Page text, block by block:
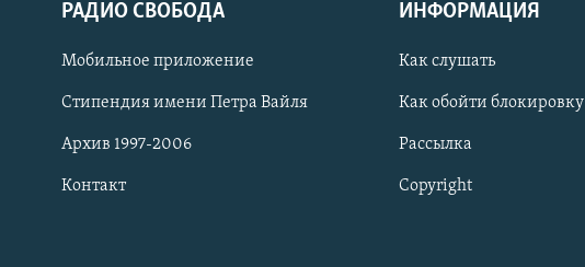
СОЦИАЛЬНЫЕ СЕТИ
РАДИО СВОБОДА
Мобильное приложение
Стипендия имени Петра Вайля
Архив 1997-2006
Контакт
ИНФОРМАЦИЯ
Как слушать
Как обойти блокировку
Рассылка
Copyright